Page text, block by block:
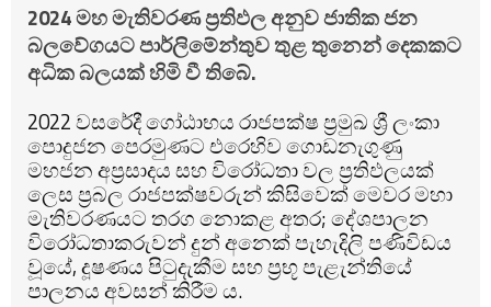
2024 මහ මැතිවරණ ප්‍රතිඵල අනුව ජාතික ජන
බලවේගයට පාර්ලිමේන්තුව තුළ තුනෙන් දෙකකට
අධික බලයක් හිමි වී තිබේ.
2022 වසරේදී ගෝඨාභය රාජපක්ෂ ප්‍රමුඛ ශ්‍රී ලංකා
පොදුජන පෙරමුණට එරෙහිව ගොඩනැගුණු
මහජන අප්‍රසාදය සහ විරෝධතා වල ප්‍රතිඵලයක්
ලෙස ප්‍රබල රාජපක්ෂවරුන් කිසිවෙක් මෙවර මහා
මැතිවරණයට තරග නොකළ අතර; දේශපාලන
විරෝධතාකරුවන් දුන් අනෙක් පැහැදිලි පණිවිඩය
වූයේ, දූෂණය පිටුදැකීම සහ ප්‍රභූ පැළැන්තියේ
පාලනය අවසන් කිරීම ය.